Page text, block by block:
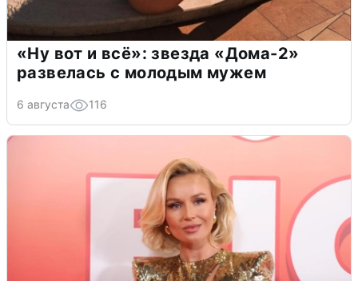
«Ну вот и всё»: звезда «Дома-2»
развелась с молодым мужем
6 августа 116